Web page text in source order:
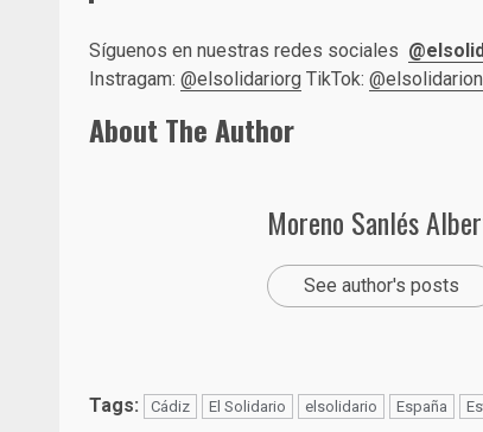
Síguenos en nuestras redes sociales
Instragam: @elsolidariorg TikTok:
About The Author
Moreno Sanlés
See author's posts
Tags: Cádiz El Solidario elsolidario España